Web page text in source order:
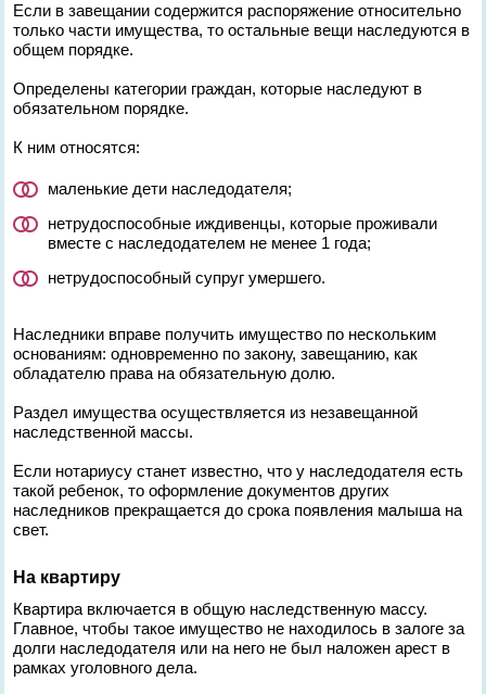
Если в завещании содержится распоряжение относительно
только части имущества, то остальные вещи наследуются в
общем порядке.
Определены категории граждан, которые наследуют в
обязательном порядке.
К ним относятся:
маленькие дети наследодателя;
нетрудоспособные иждивенцы, которые проживали
вместе с наследодателем не менее 1 года;
нетрудоспособный супруг умершего.
Наследники вправе получить имущество по нескольким
основаниям: одновременно по закону, завещанию, как
обладателю права на обязательную долю.
Раздел имущества осуществляется из незавещанной
наследственной массы.
Если нотариусу станет известно, что у наследодателя есть
такой ребенок, то оформление документов других
наследников прекращается до срока появления малыша на
свет.
На квартиру
Квартира включается в общую наследственную массу.
Главное, чтобы такое имущество не находилось в залоге за
долги наследодателя или на него не был наложен арест в
рамках уголовного дела.